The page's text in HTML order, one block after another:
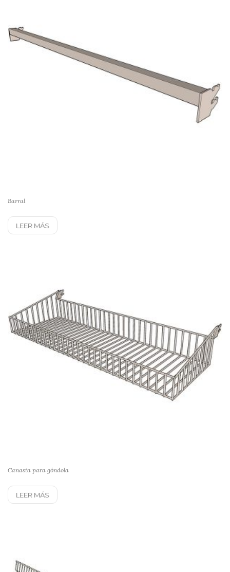
Barral
LEER MÁS
Canasta para góndola
LEER MÁS